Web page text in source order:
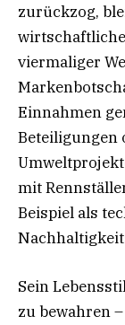
zurückzog,
viermaliger
Einnahmen
Beteiligungen
mit
Beispiel als
Sein
zu bewahren